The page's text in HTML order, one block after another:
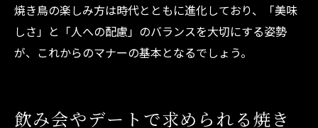
焼き鳥の楽しみ方は時代とともに進化しており、「美味
しさ」と「人への配慮」のバランスを大切にする姿勢
が、これからのマナーの基本となるでしょう。
飲み会やデートで求められる焼き